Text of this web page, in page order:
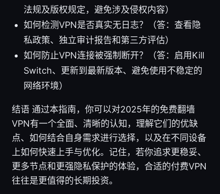
法规及版权规定，避免涉及侵权内容）
如何检测VPN是否真实无日志？（答：查看隐
私政策、独立审计报告和第三方评估）
如何防止VPN连接被强制断开？（答：启用Kill
Switch、更新到最新版本、避免使用不稳定的
网络环境）
结语 通过本指南，你可以对2025年的免费翻墙
VPN有一个全面、清晰的认知，理解它们的优缺
点、如何结合自身需求进行选择，以及在不同设备
上如何快速上手与优化。记住，若你追求更稳妥、
更多节点和更强隐私保护的体验，合适的付费VPN
往往是更值得的长期投资。